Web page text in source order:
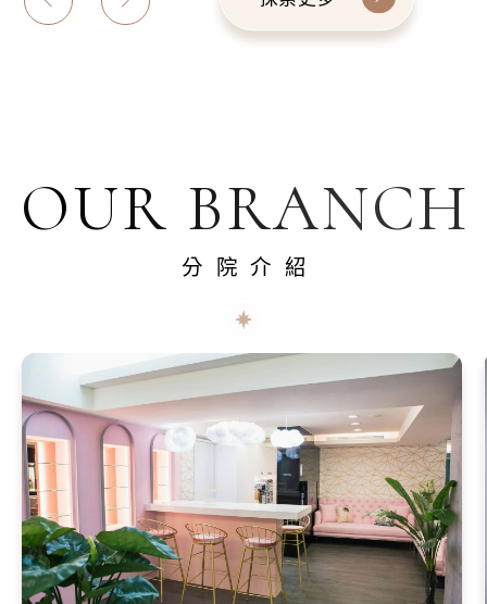
OUR BRANCH
分院介紹